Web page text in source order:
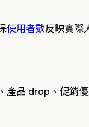
使用者數反映實際
、產品 drop、促銷